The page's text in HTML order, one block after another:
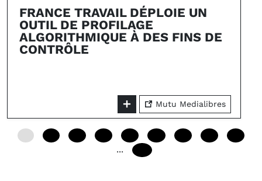
FRANCE TRAVAIL DÉPLOIE UN
OUTIL DE PROFILAGE
ALGORITHMIQUE À DES FINS DE
CONTRÔLE
Mutu Medialibres
...